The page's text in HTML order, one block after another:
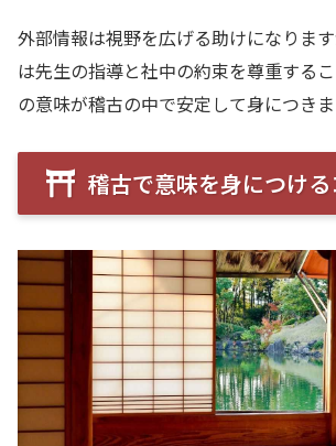
外部情報は視野を広げる助けになりま
は先生の指導と社中の約束を尊重する
の意味が稽古の中で安定して身につきま
稽古で意味を身につける